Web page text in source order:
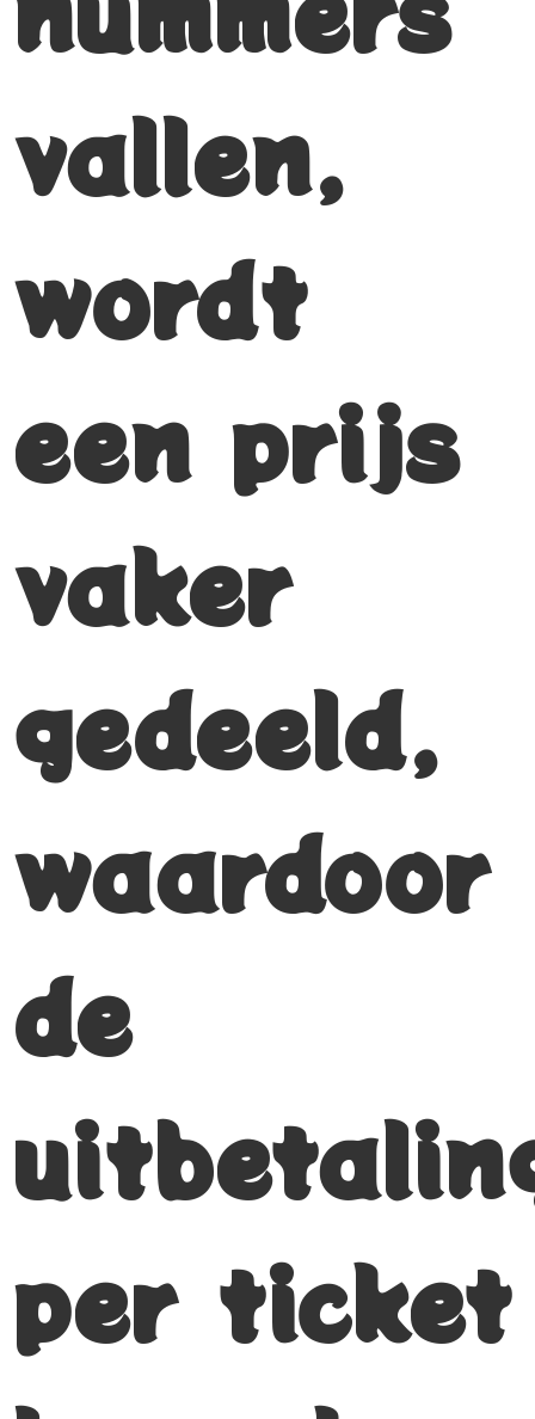
vallen,
wordt
een prijs
vaker
gedeeld,
waardoor
de
per ticket